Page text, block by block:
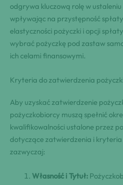
odgrywa kluczową rolę w
wpływając na przystępność
elastyczności pożyczki i opcji
wybrać pożyczkę pod zastaw
ich celami finansowymi.
Kryteria do zatwierdzenia
Aby uzyskać zatwierdzenie
pożyczkobiorcy muszą spełnić
kwalifikowalności ustalone przez
dotyczące zatwierdzenia i
zazwyczaj:
Własność i Tytuł: